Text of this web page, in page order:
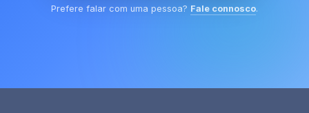
Prefere falar com uma pessoa? Fale connosco.